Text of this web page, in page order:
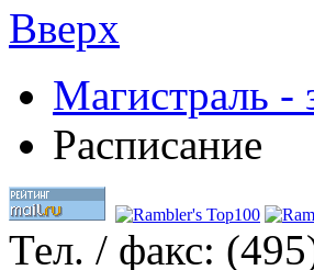
Вверх
Магистраль
Расписание
Тел. / факс: